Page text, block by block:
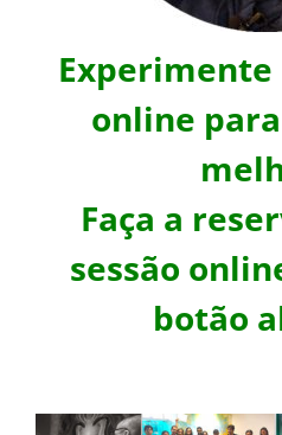
Experimente
online
Faça a
sessão
botão